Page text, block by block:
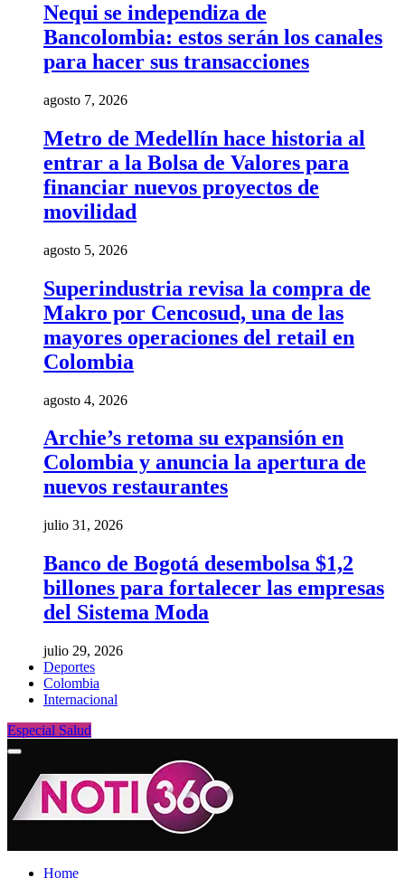
Nequi se independiza de
Bancolombia: estos serán los canales
para hacer sus transacciones
agosto 7, 2026
Metro de Medellín hace historia al
entrar a la Bolsa de Valores para
financiar nuevos proyectos de
movilidad
agosto 5, 2026
Superindustria revisa la compra de
Makro por Cencosud, una de las
mayores operaciones del retail en
Colombia
agosto 4, 2026
Archie’s retoma su expansión en
Colombia y anuncia la apertura de
nuevos restaurantes
julio 31, 2026
Banco de Bogotá desembolsa $1,2
billones para fortalecer las empresas
del Sistema Moda
julio 29, 2026
Deportes
Colombia
Internacional
Especial Salud
Home